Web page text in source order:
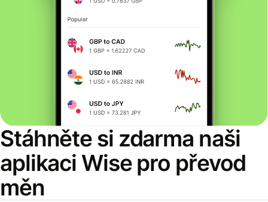
Stáhněte si zdarma naši
aplikaci Wise pro převod
měn